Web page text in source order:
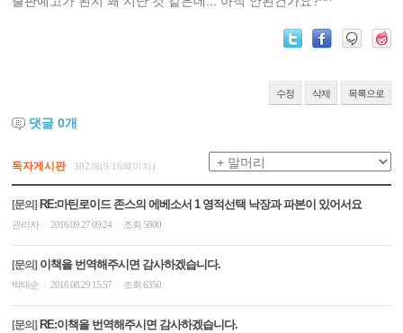
수정 삭제 목록으로
댓글0개
독자게시판 302개(9/16페이지)
[문의] RE:마틴로이드 존스의 에베소서 1 영적선택 낙장과 파본이 있어서요
관리자 2016.09.27 09:24 조회 5800
[문의] 이책을 번역해주시면 감사하겠습니다.
박태순 2016.08.29 15:57 조회 6350
[문의] RE:이책을 번역해주시면 감사하겠습니다.